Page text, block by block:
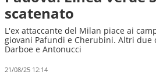
scatenato
L'ex attaccante del Milan piace ai
giovani Pafundi e Cherubini. Altri due
Darboe e Antonucci
21/08/25 12:14